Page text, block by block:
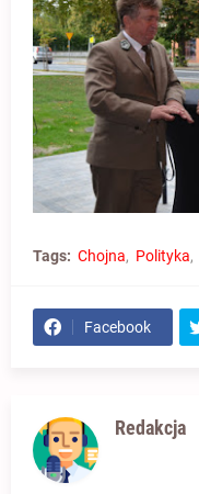
Tags: Chojna Polityka
Facebook
Redakcja